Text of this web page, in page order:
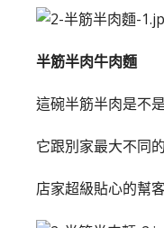
半筋半肉牛肉麵
這碗半筋半肉是不
它跟別家最大不同
店家超級貼心的幫